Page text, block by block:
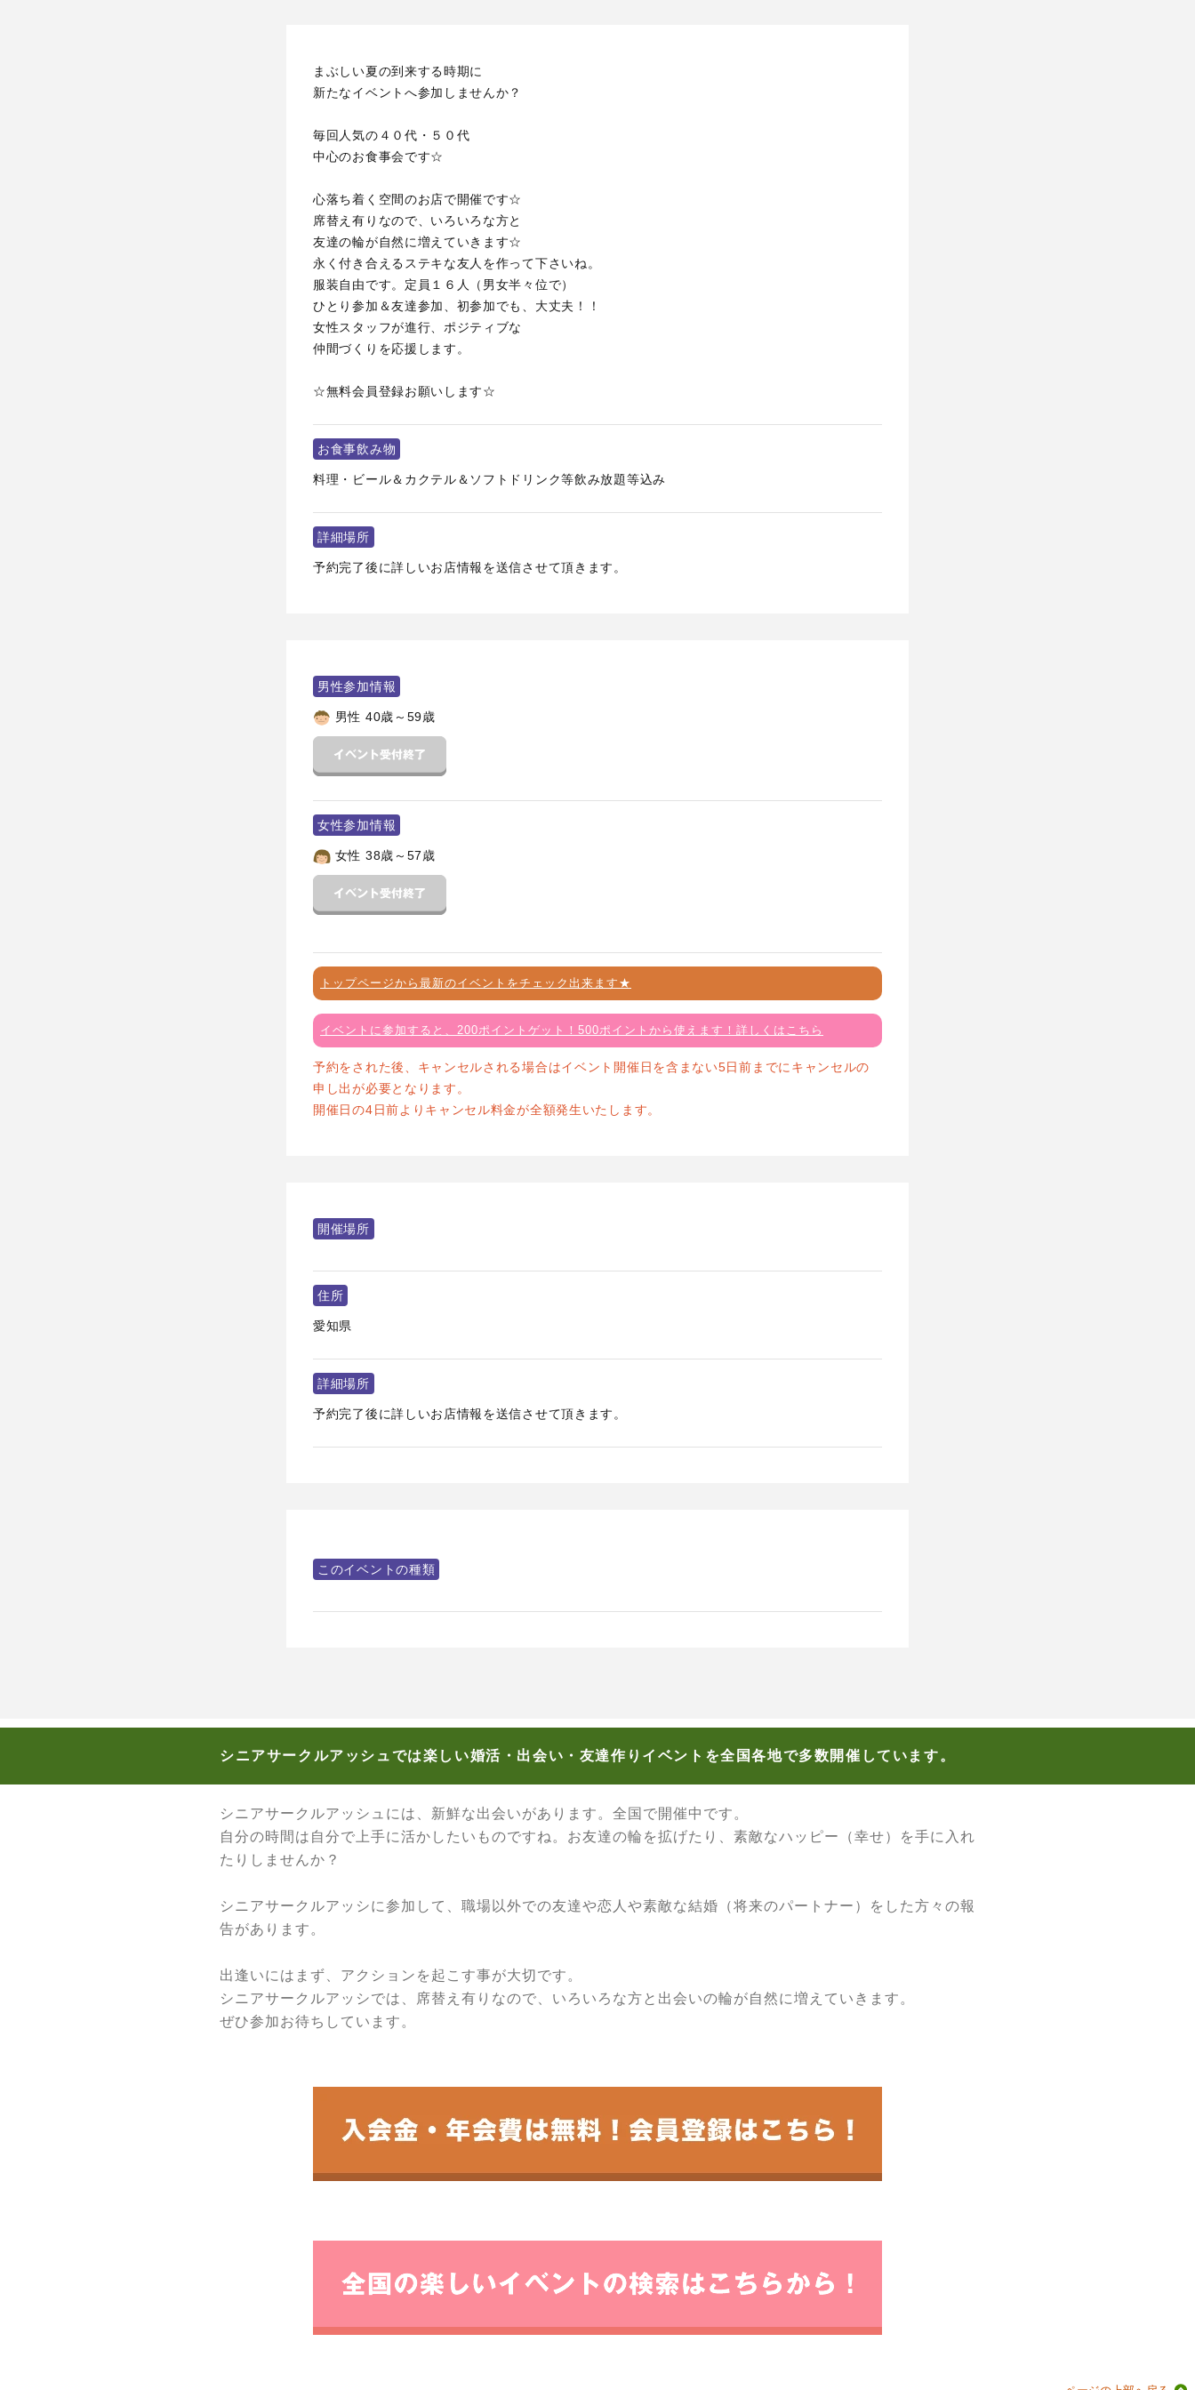
まぶしい夏の到来する時期に
新たなイベントへ参加しませんか？
毎回人気の４０代・５０代
中心のお食事会です☆
心落ち着く空間のお店で開催です☆
席替え有りなので、いろいろな方と
友達の輪が自然に増えていきます☆
永く付き合えるステキな友人を作って下さいね。
服装自由です。定員１６人（男女半々位で）
ひとり参加＆友達参加、初参加でも、大丈夫！！
女性スタッフが進行、ポジティブな
仲間づくりを応援します。
☆無料会員登録お願いします☆
お食事飲み物
料理・ビール＆カクテル＆ソフトドリンク等飲み放題等込み
詳細場所
予約完了後に詳しいお店情報を送信させて頂きます。
男性参加情報
男性 40歳～59歳
女性参加情報
女性 38歳～57歳
トップページから最新のイベントをチェック出来ます★
イベントに参加すると、200ポイントゲット！500ポイントから使えます！詳しくはこちら
予約をされた後、キャンセルされる場合はイベント開催日を含まない5日前までにキャンセルの
申し出が必要となります。
開催日の4日前よりキャンセル料金が全額発生いたします。
開催場所
住所
愛知県
詳細場所
予約完了後に詳しいお店情報を送信させて頂きます。
このイベントの種類
シニアサークルアッシュでは楽しい婚活・出会い・友達作りイベントを全国各地で多数開催しています。
シニアサークルアッシュには、新鮮な出会いがあります。全国で開催中です。
自分の時間は自分で上手に活かしたいものですね。お友達の輪を拡げたり、素敵なハッピー（幸せ）を手に入れ
たりしませんか？
シニアサークルアッシに参加して、職場以外での友達や恋人や素敵な結婚（将来のパートナー）をした方々の報
告があります。
出逢いにはまず、アクションを起こす事が大切です。
シニアサークルアッシでは、席替え有りなので、いろいろな方と出会いの輪が自然に増えていきます。
ぜひ参加お待ちしています。